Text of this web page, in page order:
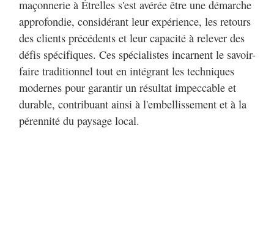
maçonnerie à Étrelles s'est avérée être une démarche
approfondie, considérant leur expérience, les retours
des clients précédents et leur capacité à relever des
défis spécifiques. Ces spécialistes incarnent le savoir-
faire traditionnel tout en intégrant les techniques
modernes pour garantir un résultat impeccable et
durable, contribuant ainsi à l'embellissement et à la
pérennité du paysage local.